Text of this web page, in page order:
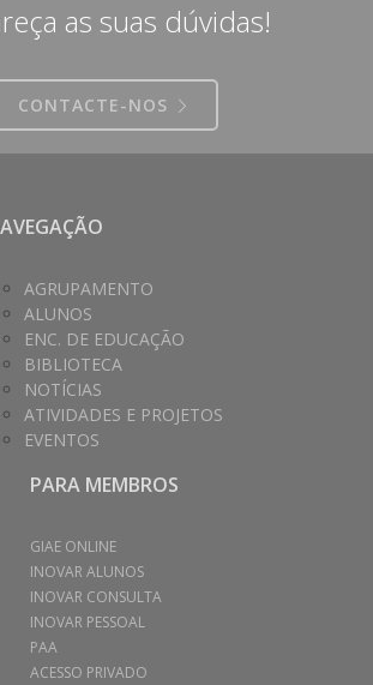
as suas dúvidas!
CONTACTE-NOS
AGRUPAMENTO
ALUNOS
ENC. DE EDUCAÇÃO
BIBLIOTECA
NOTÍCIAS
ATIVIDADES E PROJETOS
EVENTOS
PARA MEMBROS
GIAE ONLINE
INOVAR ALUNOS
INOVAR CONSULTA
INOVAR PESSOAL
PAA
ACESSO PRIVADO